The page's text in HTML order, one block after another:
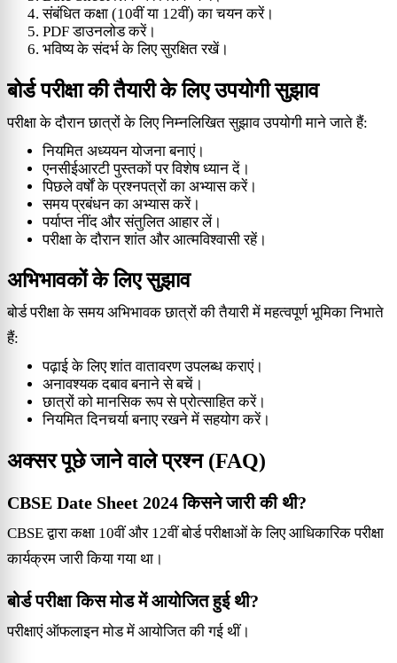
संबंधित कक्षा (10वीं या 12वीं) का चयन करें।
PDF डाउनलोड करें।
भविष्य के संदर्भ के लिए सुरक्षित रखें।
बोर्ड परीक्षा की तैयारी के लिए उपयोगी सुझाव
परीक्षा के दौरान छात्रों के लिए निम्नलिखित सुझाव उपयोगी माने जाते हैं:
नियमित अध्ययन योजना बनाएं।
एनसीईआरटी पुस्तकों पर विशेष ध्यान दें।
पिछले वर्षों के प्रश्नपत्रों का अभ्यास करें।
समय प्रबंधन का अभ्यास करें।
पर्याप्त नींद और संतुलित आहार लें।
परीक्षा के दौरान शांत और आत्मविश्वासी रहें।
अभिभावकों के लिए सुझाव
बोर्ड परीक्षा के समय अभिभावक छात्रों की तैयारी में महत्वपूर्ण भूमिका निभाते
हैं:
पढ़ाई के लिए शांत वातावरण उपलब्ध कराएं।
अनावश्यक दबाव बनाने से बचें।
छात्रों को मानसिक रूप से प्रोत्साहित करें।
नियमित दिनचर्या बनाए रखने में सहयोग करें।
अक्सर पूछे जाने वाले प्रश्न (FAQ)
CBSE Date Sheet 2024 किसने जारी की थी?
CBSE द्वारा कक्षा 10वीं और 12वीं बोर्ड परीक्षाओं के लिए आधिकारिक परीक्षा
कार्यक्रम जारी किया गया था।
बोर्ड परीक्षा किस मोड में आयोजित हुई थी?
परीक्षाएं ऑफलाइन मोड में आयोजित की गई थीं।